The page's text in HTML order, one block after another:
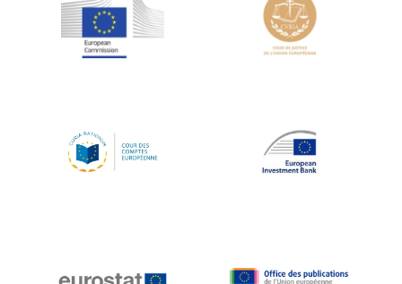
Jean-Louis Schiltz
Jean-Victor Louis
Johnny Åkerholm